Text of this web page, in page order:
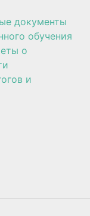
документы
обучения
о
и